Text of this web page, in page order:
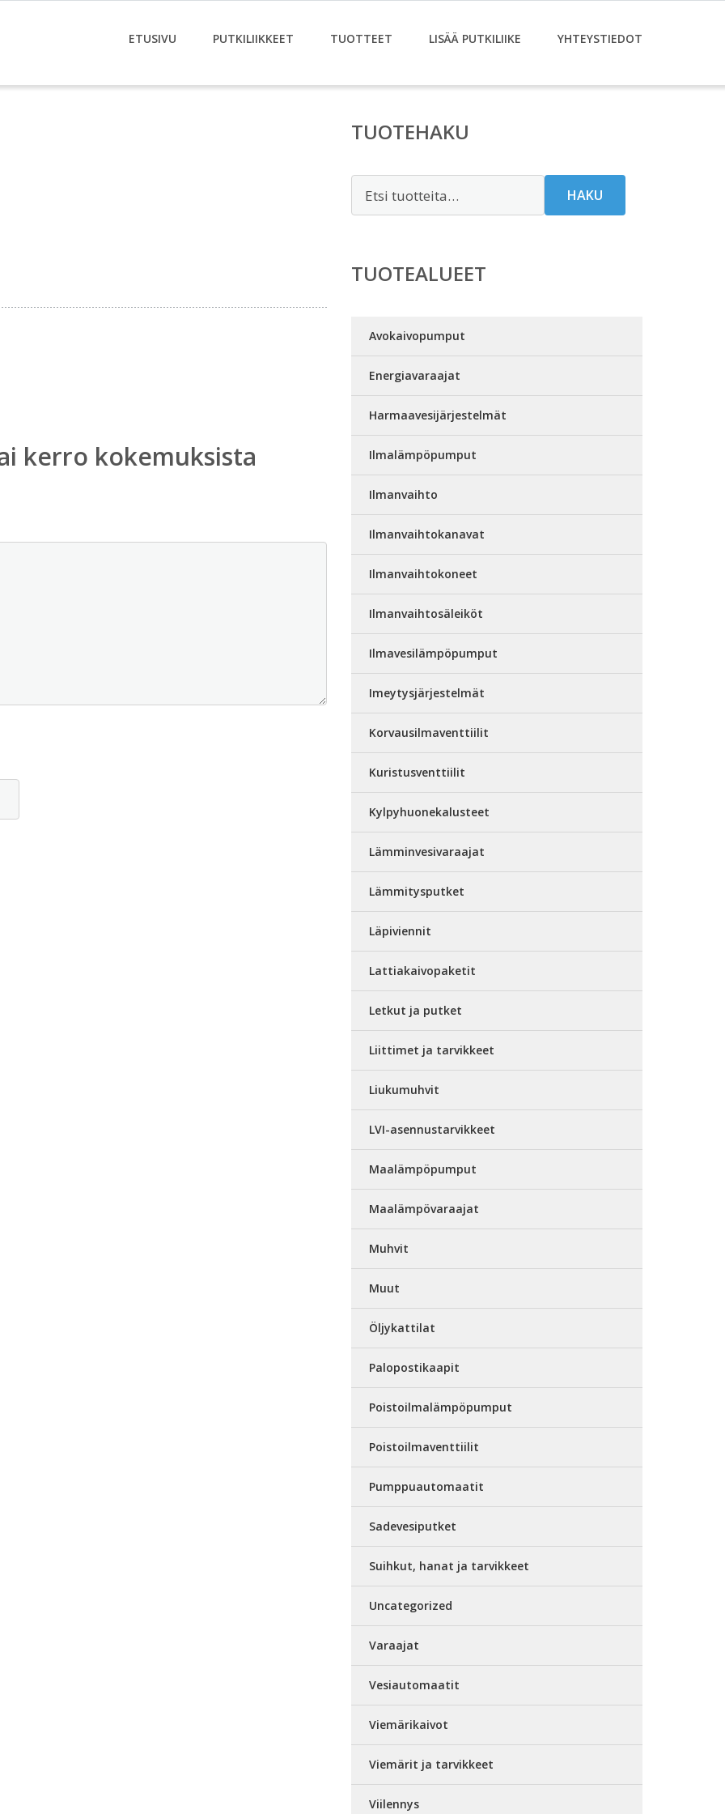
ETUSIVU PUTKILIIKKEET TUOTTEET LISÄÄ PUTKILIIKE YHTEYSTIEDOT
kerro kokemuksista
TUOTEHAKU
HAKU
TUOTEALUEET
Avokaivopumput
Energiavaraajat
Harmaavesijärjestelmät
Ilmalämpöpumput
Ilmanvaihto
Ilmanvaihtokanavat
Ilmanvaihtokoneet
Ilmanvaihtosäleiköt
Ilmavesilämpöpumput
Imeytysjärjestelmät
Korvausilmaventtiilit
Kuristusventtiilit
Kylpyhuonekalusteet
Lämminvesivaraajat
Lämmitysputket
Läpiviennit
Lattiakaivopaketit
Letkut ja putket
Liittimet ja tarvikkeet
Liukumuhvit
LVI-asennustarvikkeet
Maalämpöpumput
Maalämpövaraajat
Muhvit
Muut
Öljykattilat
Palopostikaapit
Poistoilmalämpöpumput
Poistoilmaventtiilit
Pumppuautomaatit
Sadevesiputket
Suihkut, hanat ja tarvikkeet
Uncategorized
Varaajat
Vesiautomaatit
Viemärikaivot
Viemärit ja tarvikkeet
Viilennys